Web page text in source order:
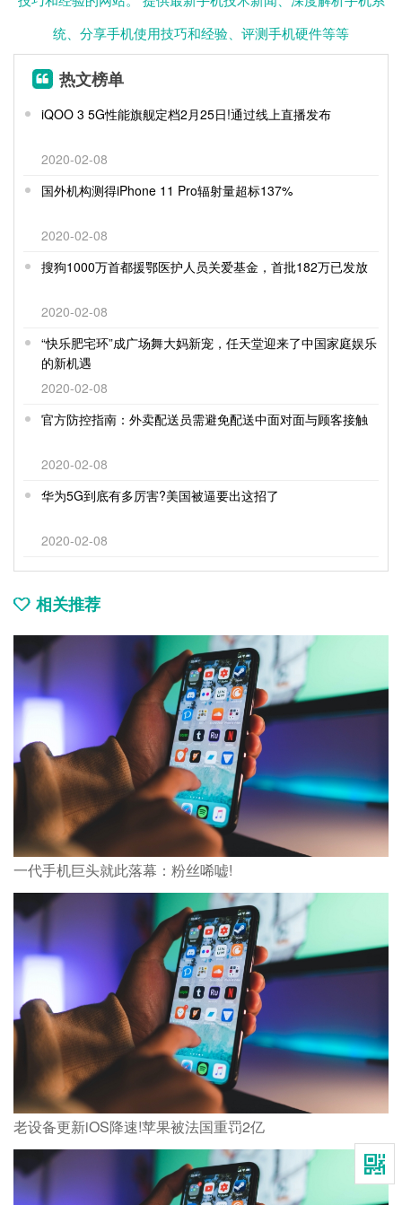
统、分享手机使用技巧和经验、评测手机硬件等等
热文榜单
iQOO 3 5G性能旗舰定档2月25日!通过线上直播发布
2020-02-08
国外机构测得iPhone 11 Pro辐射量超标137%
2020-02-08
搜狗1000万首都援鄂医护人员关爱基金，首批182万已发放
2020-02-08
“快乐肥宅环”成广场舞大妈新宠，任天堂迎来了中国家庭娱乐
的新机遇
2020-02-08
官方防控指南：外卖配送员需避免配送中面对面与顾客接触
2020-02-08
华为5G到底有多厉害?美国被逼要出这招了
2020-02-08
相关推荐
一代手机巨头就此落幕：粉丝唏嘘!
老设备更新iOS降速!苹果被法国重罚2亿